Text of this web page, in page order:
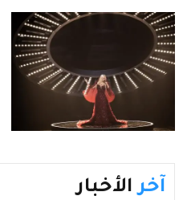
آخر الأخبار